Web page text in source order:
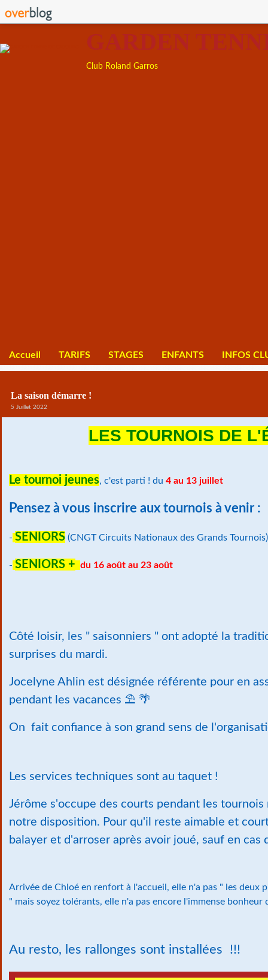
GARDEN
Club Roland Garros
Accueil TARIFS STAGES ENFANTS INFOS
La saison démarre !
5 Juillet 2022
LES TOURNOIS DE
Le tournoi jeunes, c'est parti ! du 4 au 13 juillet
Pensez à vous inscrire aux tournois à venir :
- SENIORS (CNGT Circuits Nationaux des Grands Tournois)
- SENIORS + du 16 août au 23 août
Côté loisir, les " saisonniers " ont adopté la
surprises du mardi.
Jocelyne Ahlin est désignée référente pour en
pendant les vacances ⛱ 🌴
On fait confiance à son grand sens de
Les services techniques sont au taquet !
Jérôme s'occupe des courts pendant les tournois
notre disposition. Pour qu'il reste aimable et
balayer et d'arroser après avoir joué, sauf en cas
Arrivée de Chloé en renfort à l'accueil, elle n'a pas " les deux
" mais soyez tolérants, elle n'a pas encore l'immense bonheur
Au resto, les rallonges sont installées !!!